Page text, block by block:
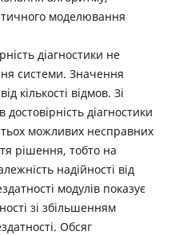
моделювання
діагностики не
системи. Значення
кількості відмов. Зі
діагностики
можливих несправних
рішення, тобто на
надійності від
модулів показує
зі збільшенням
Обсяг